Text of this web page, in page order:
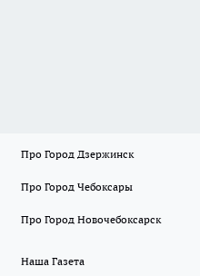
Про Город Дзержинск
Про Город Чебоксары
Про Город Новочебоксарск
Наша Газета